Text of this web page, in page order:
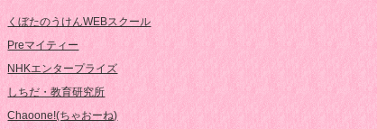
くぼたのうけんWEBスクール
Preマイティー
NHKエンタープライズ
しちだ・教育研究所
Chaoone!(ちゃおーね)